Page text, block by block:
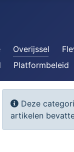
Overijssel
Platformbeleid
Informatie
Deze
artikelen